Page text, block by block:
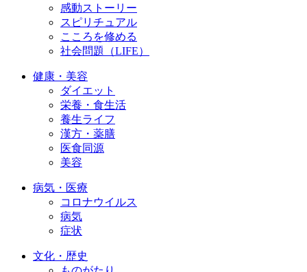
感動ストーリー
スピリチュアル
こころを修める
社会問題（LIFE）
健康・美容
ダイエット
栄養・食生活
養生ライフ
漢方・薬膳
医食同源
美容
病気・医療
コロナウイルス
病気
症状
文化・歴史